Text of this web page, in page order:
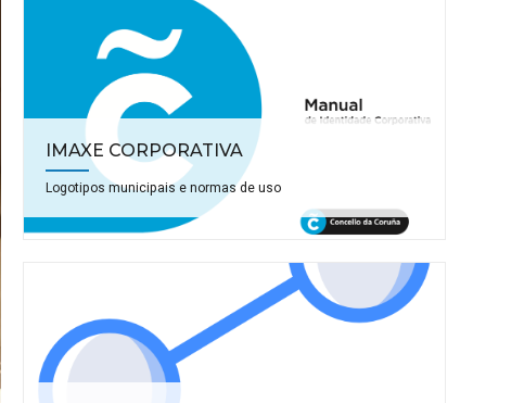
IMAXE CORPORATIVA
Logotipos municipais e normas de uso